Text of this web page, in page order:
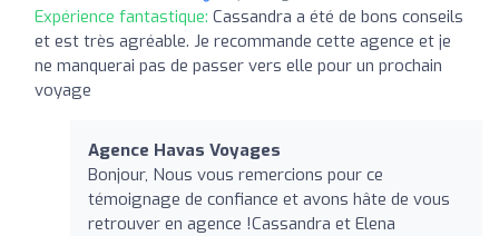
Expérience fantastique: Cassandra a été de bons conseils
et est très agréable. Je recommande cette agence et je
ne manquerai pas de passer vers elle pour un prochain
voyage
Agence Havas Voyages
Bonjour, Nous vous remercions pour ce
témoignage de confiance et avons hâte de vous
retrouver en agence !Cassandra et Elena